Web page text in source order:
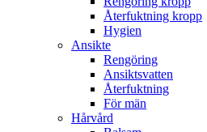
Återfuktning kropp
Hygien
Ansikte
Rengöring
Ansiktsvatten
Återfuktning
För män
Hårvård